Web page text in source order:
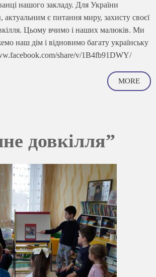
нашого закладу. Для України
актуальним є питання миру, захисту своєї
Цьому вчимо і наших малюків. Ми
наш дім і відновимо багату українську
share/v/1B4fb91DWY/
MORE
довкілля”